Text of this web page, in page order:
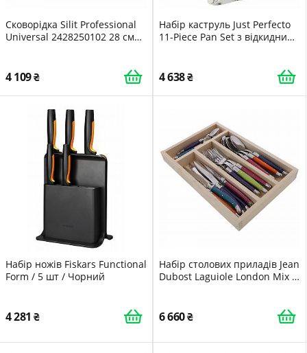
Сковорідка Silit Professional
Universal 2428250102 28 см
4 109
Набір каструль Just Perfecto
11-Piece Pan Set з відкидними
4 638
Набір ножів Fiskars Functional
Form / 5 шт / Чорний
4 281
Набір столових приладів Jean
Dubost Laguiole London Mix /
6 660